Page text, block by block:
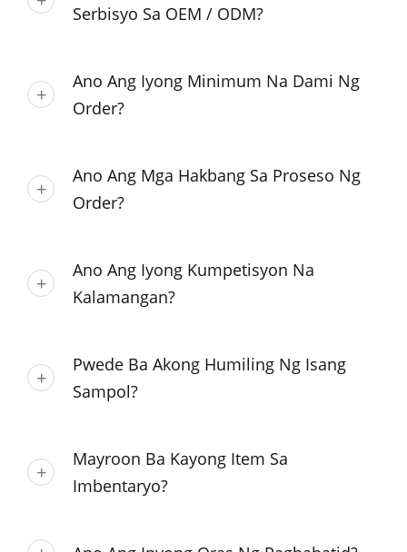
Serbisyo Sa OEM / ODM?
Ano Ang Iyong Minimum Na Dami Ng
Order?
Ano Ang Mga Hakbang Sa Proseso Ng
Order?
Ano Ang Iyong Kumpetisyon Na
Kalamangan?
Pwede Ba Akong Humiling Ng Isang
Sampol?
Mayroon Ba Kayong Item Sa
Imbentaryo?